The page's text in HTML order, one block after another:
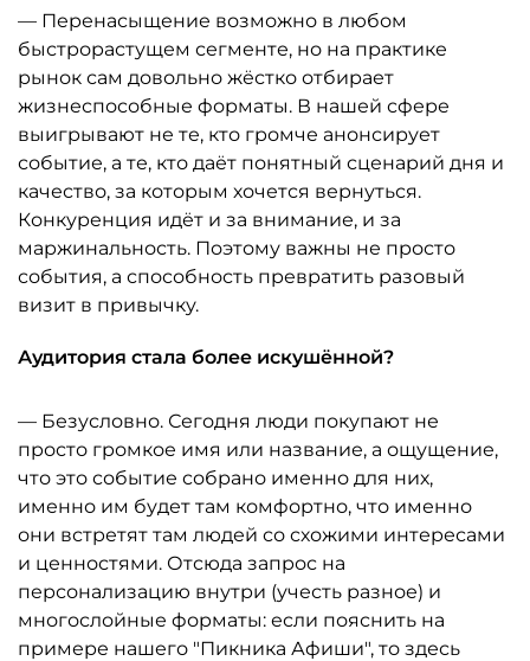
— Перенасыщение возможно в любом
быстрорастущем сегменте, но на практике
рынок сам довольно жёстко отбирает
жизнеспособные форматы. В нашей сфере
выигрывают не те, кто громче анонсирует
событие, а те, кто даёт понятный сценарий дня и
качество, за которым хочется вернуться.
Конкуренция идёт и за внимание, и за
маржинальность. Поэтому важны не просто
события, а способность превратить разовый
визит в привычку.
Аудитория стала более искушённой?
— Безусловно. Сегодня люди покупают не
просто громкое имя или название, а ощущение,
что это событие собрано именно для них,
именно им будет там комфортно, что именно
они встретят там людей со схожими интересами
и ценностями. Отсюда запрос на
персонализацию внутри (учесть разное) и
многослойные форматы: если пояснить на
примере нашего "Пикника Афиши", то здесь